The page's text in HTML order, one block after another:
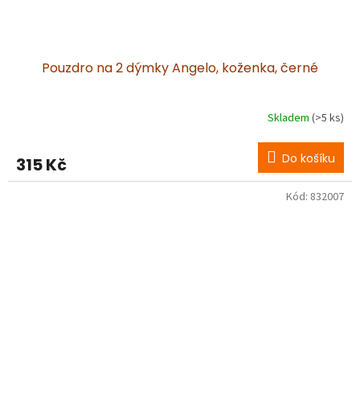
Pouzdro na 2 dýmky Angelo, koženka, černé
Skladem (>5 ks)
315 Kč Do košíku
Kód: 832007